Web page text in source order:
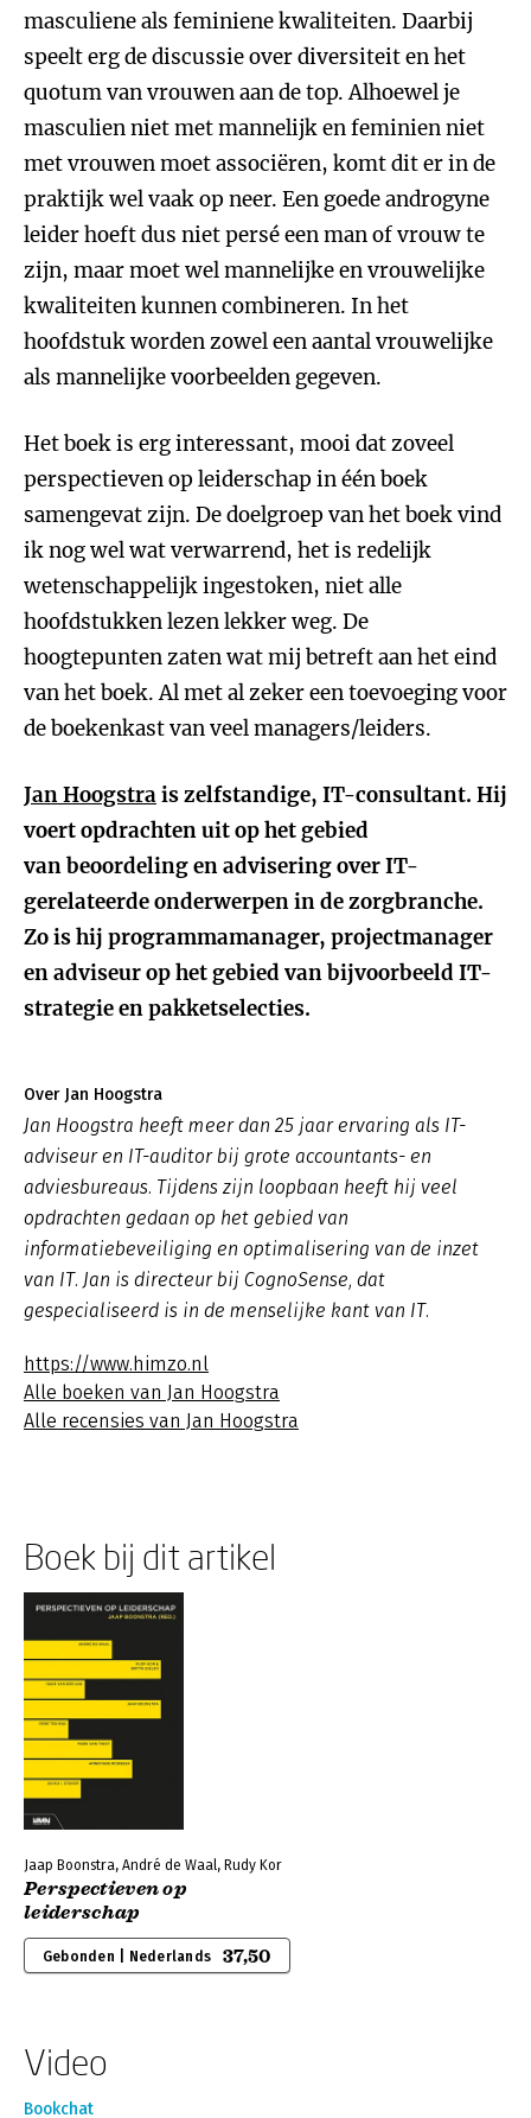
masculiene als feminiene kwaliteiten. Daarbij
speelt erg de discussie over diversiteit en het
quotum van vrouwen aan de top. Alhoewel je
masculien niet met mannelijk en feminien niet
met vrouwen moet associëren, komt dit er in de
praktijk wel vaak op neer. Een goede androgyne
leider hoeft dus niet persé een man of vrouw te
zijn, maar moet wel mannelijke en vrouwelijke
kwaliteiten kunnen combineren. In het
hoofdstuk worden zowel een aantal vrouwelijke
als mannelijke voorbeelden gegeven.
Het boek is erg interessant, mooi dat zoveel
perspectieven op leiderschap in één boek
samengevat zijn. De doelgroep van het boek vind
ik nog wel wat verwarrend, het is redelijk
wetenschappelijk ingestoken, niet alle
hoofdstukken lezen lekker weg. De
hoogtepunten zaten wat mij betreft aan het eind
van het boek. Al met al zeker een toevoeging voor
de boekenkast van veel managers/leiders.
Jan Hoogstrais zelfstandige, IT-consultant. Hij
voert opdrachten uit op het gebied
van beoordeling en advisering over IT-
gerelateerde onderwerpen in de zorgbranche.
Zo is hij programmamanager, projectmanager
en adviseur op het gebied van bijvoorbeeld IT-
strategie en pakketselecties.
Over Jan Hoogstra
Jan Hoogstra heeft meer dan 25 jaar ervaring als IT-
adviseur en IT-auditor bij grote accountants- en
adviesbureaus. Tijdens zijn loopbaan heeft hij veel
opdrachten gedaan op het gebied van
informatiebeveiliging en optimalisering van de inzet
van IT. Jan is directeur bij CognoSense, dat
gespecialiseerd is in de menselijke kant van IT.
https://www.himzo.nl
Alle boeken van Jan Hoogstra
Alle recensies van Jan Hoogstra
Boek bij dit artikel
Jaap Boonstra, André de Waal, Rudy Kor
Perspectieven op
leiderschap
Gebonden | Nederlands 37,50
Video
Bookchat